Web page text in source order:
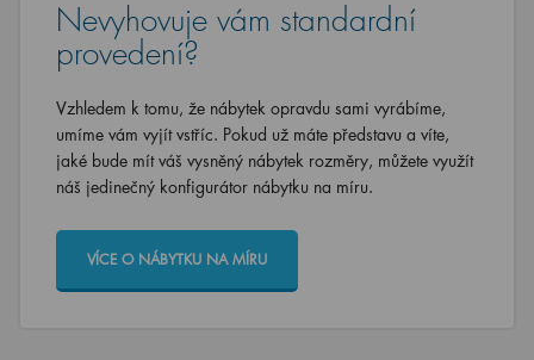
Nevyhovuje vám standardní
provedení?
Vzhledem k tomu, že nábytek opravdu sami vyrábíme,
umíme vám vyjít vstříc. Pokud už máte představu a víte,
jaké bude mít váš vysněný nábytek rozměry, můžete využít
náš jedinečný konfigurátor nábytku na míru.
VÍCE O NÁBYTKU NA MÍRU